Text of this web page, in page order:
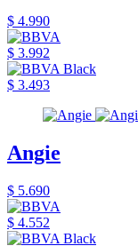
$ 4.990
$ 3.992
$ 3.493
Angie
$ 5.690
$ 4.552